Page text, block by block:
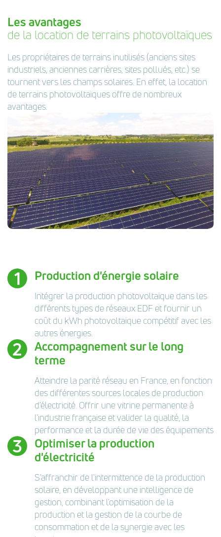
Les avantages
de la location de terrains photovoltaïques
Les propriétaires de terrains inutilisés (anciens sites
industriels, anciennes carrières, sites pollués, etc.) se
tournent vers les champs solaires. En effet, la location
de terrains photovoltaïques offre de nombreux
avantages.
Production d'énergie solaire
Intégrer la production photovoltaïque dans les
différents types de réseaux EDF et fournir un
coût du kWh photovoltaïque compétitif avec les
autres énergies.
Accompagnement sur le long
terme
Atteindre la parité réseau en France, en fonction
des différentes sources locales de production
d'électricité. Offrir une vitrine permanente à
l'industrie française et valider la qualité, la
performance et la durée de vie des équipements
Optimiser la production
d'électricité
S'affranchir de l'intermittence de la production
solaire, en développant une intelligence de
gestion, combinant l'optimisation de la
production et la gestion de la courbe de
consommation et de la synergie avec les